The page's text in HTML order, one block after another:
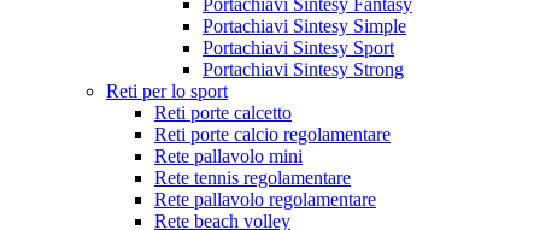
Portachiavi Sintesy Fantasy
Portachiavi Sintesy Simple
Portachiavi Sintesy Sport
Portachiavi Sintesy Strong
Reti per lo sport
Reti porte calcetto
Reti porte calcio regolamentare
Rete pallavolo mini
Rete tennis regolamentare
Rete pallavolo regolamentare
Rete beach volley